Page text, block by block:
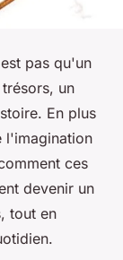
pas qu'un
un
En plus
l'imagination
ces
devenir un
tout en